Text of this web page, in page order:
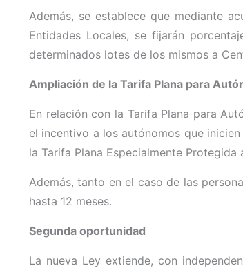
Además, se establece que mediante
Entidades Locales, se fijarán
determinados lotes de los mismos a
Ampliación de la Tarifa Plana para
En relación con la Tarifa Plana para
el incentivo a los autónomos que
la Tarifa Plana Especialmente
Además, tanto en el caso de las
hasta 12 meses.
Segunda oportunidad
La nueva Ley extiende, con